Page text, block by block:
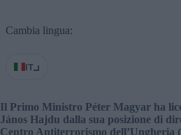
Cambia lingua:
IT
Il Primo Ministro Péter Magyar ha
János Hajdu dalla sua posizione di
Centro Antiterrorismo dell’Ungheria